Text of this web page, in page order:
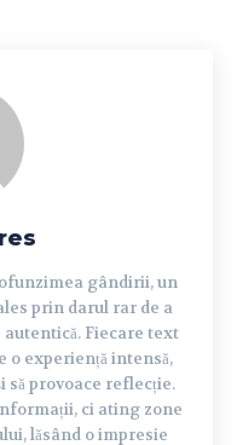
gândirii, un
prin darul rar de a
Fiecare text
o experiență intensă,
să provoace reflecție.
ci ating zone
lăsând o impresie